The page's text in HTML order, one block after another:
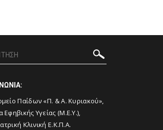
Παίδων «Π. & Α. Κυριακού»,
Υγείας (Μ.Ε.Υ.),
Κλινική Ε.Κ.Π.Α.